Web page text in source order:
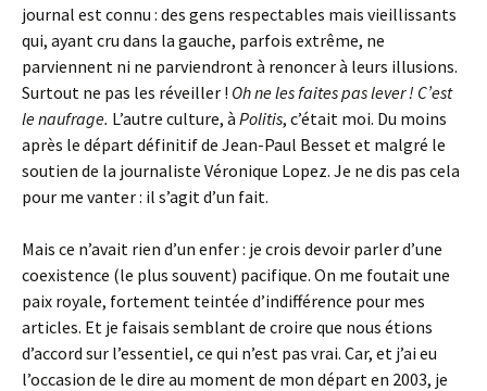
journal est connu : des gens respectables mais vieillissants
qui, ayant cru dans la gauche, parfois extrême, ne
parviennent ni ne parviendront à renoncer à leurs illusions.
Surtout ne pas les réveiller ! Oh ne les faites pas lever ! C’est
le naufrage. L’autre culture, à Politis, c’était moi. Du moins
après le départ définitif de Jean-Paul Besset et malgré le
soutien de la journaliste Véronique Lopez. Je ne dis pas cela
pour me vanter : il s’agit d’un fait.
Mais ce n’avait rien d’un enfer : je crois devoir parler d’une
coexistence (le plus souvent) pacifique. On me foutait une
paix royale, fortement teintée d’indifférence pour mes
articles. Et je faisais semblant de croire que nous étions
d’accord sur l’essentiel, ce qui n’est pas vrai. Car, et j’ai eu
l’occasion de le dire au moment de mon départ en 2003, je